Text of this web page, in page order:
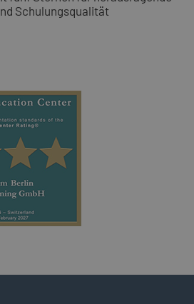
Schulungsqualität